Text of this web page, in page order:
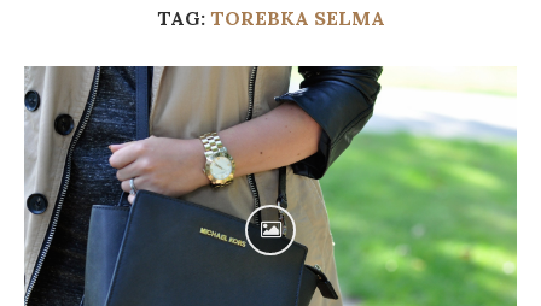
TAG: TOREBKA SELMA